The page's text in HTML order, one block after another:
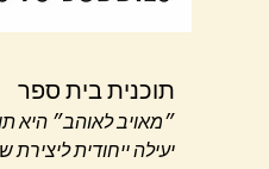
תוכנית בית ספר
״מאויב לאוהב״ היא
יעילה ייחודית ליצירת